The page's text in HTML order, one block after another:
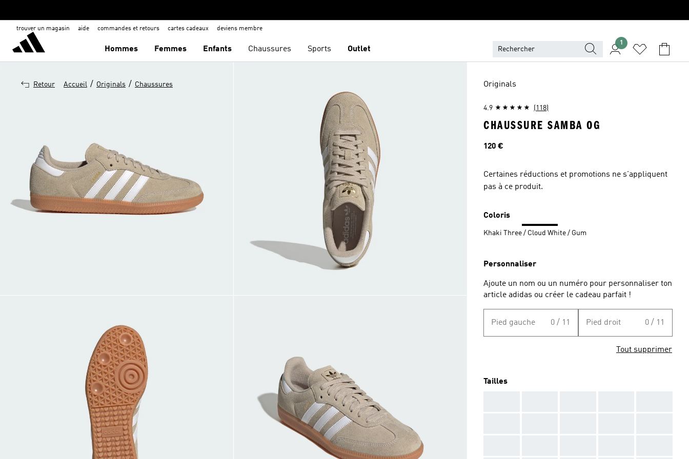
trouver un magasin aide commandes et retours cartes cadeaux deviens membre
Hommes Femmes Enfants Chaussures Sports Outlet
1
Retour Accueil / Originals / Chaussures Originals
4.9 (118)
CHAUSSURE SAMBA OG
Prix
120 €
Certaines réductions et promotions ne s'appliquent
pas à ce produit.
Coloris
Khaki Three / Cloud White / Gum
Personnaliser
Ajoute un nom ou un numéro pour personnaliser ton
article adidas ou créer le cadeau parfait !
Pied gauche 0 / 11 Pied droit 0 / 11
Tout supprimer
Tailles